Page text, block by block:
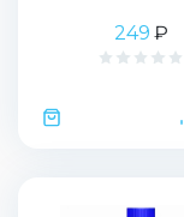
249 ₽